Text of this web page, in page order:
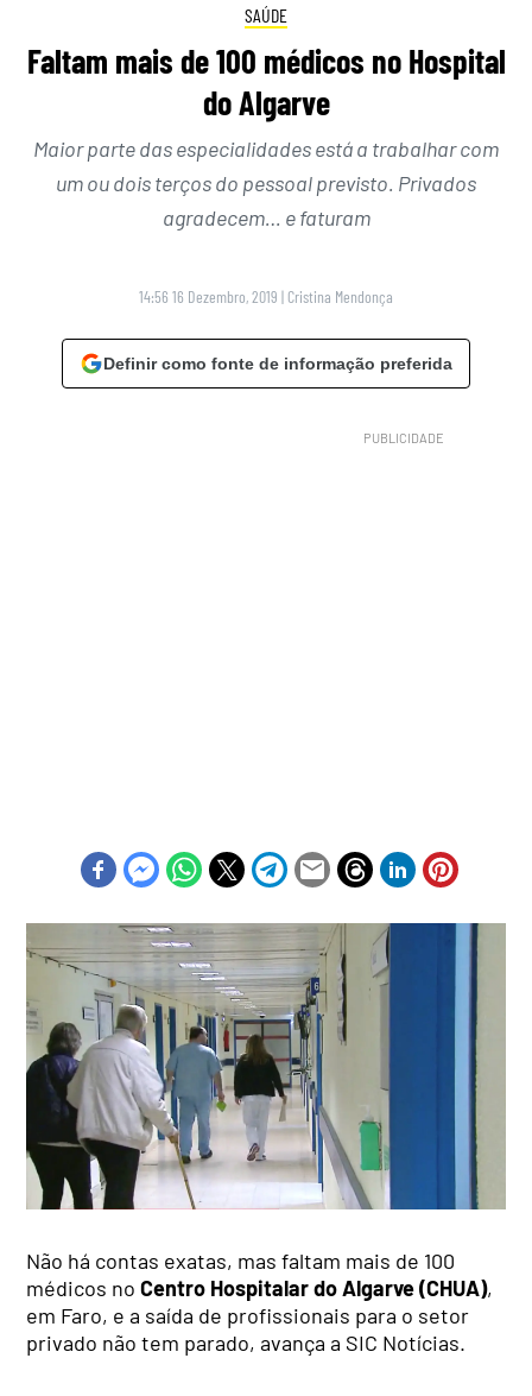
SAÚDE
Faltam mais de 100 médicos no Hospital
do Algarve
Maior parte das especialidades está a trabalhar com
um ou dois terços do pessoal previsto. Privados
agradecem… e faturam
14:56 16 Dezembro, 2019 | Cristina Mendonça
Definir como fonte de informação preferida
Não há contas exatas, mas faltam mais de 100
médicos noCentro Hospitalar do Algarve (CHUA),
em Faro, e a saída de profissionais para o setor
privado não tem parado, avança a SIC Notícias.